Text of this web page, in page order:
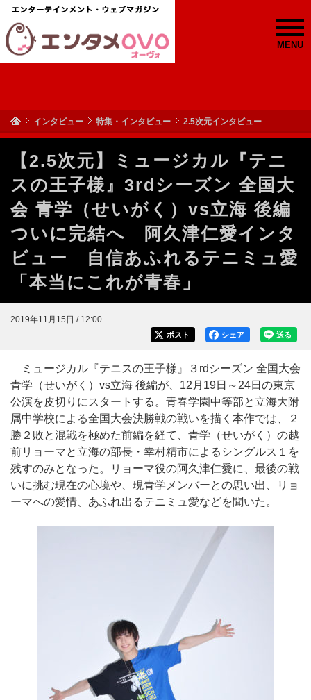
MENU
インタビュー 特集・インタビュー 2.5次元インタビュー
【2.5次元】ミュージカル『テニ
スの王子様』3rdシーズン 全国大
会 青学（せいがく）vs立海 後編
ついに完結へ 阿久津仁愛インタ
ビュー 自信あふれるテニミュ愛
「本当にこれが青春」
2019年11月15日 / 12:00
送る
シェア
ポスト
ミュージカル『テニスの王子様』３rdシーズン 全国大会
青学（せいがく）vs立海 後編が、12月19日～24日の東京
公演を皮切りにスタートする。青春学園中等部と立海大附
属中学校による全国大会決勝戦の戦いを描く本作では、２
勝２敗と混戦を極めた前編を経て、青学（せいがく）の越
前リョーマと立海の部長・幸村精市によるシングルス１を
残すのみとなった。リョーマ役の阿久津仁愛に、最後の戦
いに挑む現在の心境や、現青学メンバーとの思い出、リョ
ーマへの愛情、あふれ出るテニミュ愛などを聞いた。